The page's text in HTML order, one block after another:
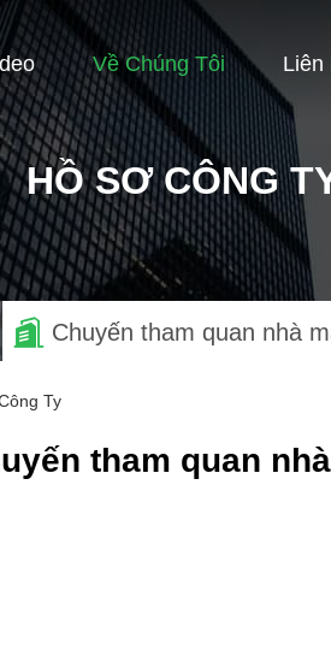
Về Chúng Tôi Liên
HỒ SƠ CÔNG
Chuyến tham quan nhà
Ty
tham quan